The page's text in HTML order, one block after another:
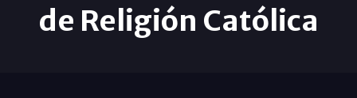
de Religión Católica